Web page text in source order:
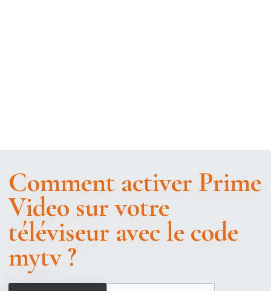
Comment activer Prime
Video sur votre
téléviseur avec le code
mytv ?